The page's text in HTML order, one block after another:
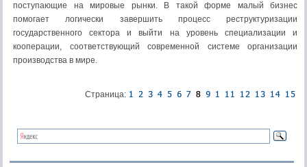
поступающие на мировые рынки. В такой форме малый бизнес
помогает логически завершить процесс реструктуризации
государственного сектора и выйти на уровень специализации и
кооперации, соответствующий современной системе организации
производства в мире.
Страница: